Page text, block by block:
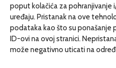
poput kolačića za pohranjivanje
uređaju. Pristanak na ove
podataka kao što su ponašanje
ID-ovi na ovoj stranici.
može negativno uticati na
Dosije
Drugi pišu
Društvo